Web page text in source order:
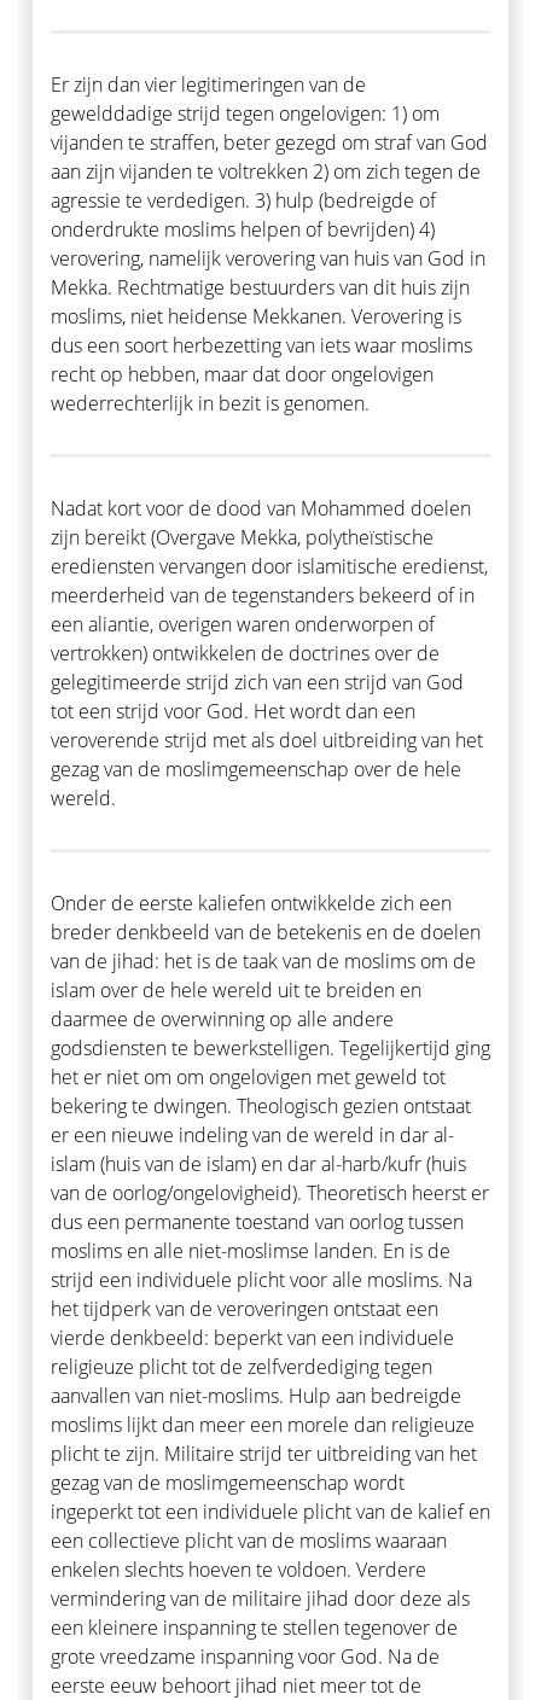
Er zijn dan vier legitimeringen van de
gewelddadige strijd tegen ongelovigen: 1) om
vijanden te straffen, beter gezegd om straf van God
aan zijn vijanden te voltrekken 2) om zich tegen de
agressie te verdedigen. 3) hulp (bedreigde of
onderdrukte moslims helpen of bevrijden) 4)
verovering, namelijk verovering van huis van God in
Mekka. Rechtmatige bestuurders van dit huis zijn
moslims, niet heidense Mekkanen. Verovering is
dus een soort herbezetting van iets waar moslims
recht op hebben, maar dat door ongelovigen
wederrechterlijk in bezit is genomen.
Nadat kort voor de dood van Mohammed doelen
zijn bereikt (Overgave Mekka, polytheïstische
erediensten vervangen door islamitische eredienst,
meerderheid van de tegenstanders bekeerd of in
een aliantie, overigen waren onderworpen of
vertrokken) ontwikkelen de doctrines over de
gelegitimeerde strijd zich van een strijd van God
tot een strijd voor God. Het wordt dan een
veroverende strijd met als doel uitbreiding van het
gezag van de moslimgemeenschap over de hele
wereld.
Onder de eerste kaliefen ontwikkelde zich een
breder denkbeeld van de betekenis en de doelen
van de jihad: het is de taak van de moslims om de
islam over de hele wereld uit te breiden en
daarmee de overwinning op alle andere
godsdiensten te bewerkstelligen. Tegelijkertijd ging
het er niet om om ongelovigen met geweld tot
bekering te dwingen. Theologisch gezien ontstaat
er een nieuwe indeling van de wereld in dar al-
islam (huis van de islam) en dar al-harb/kufr (huis
van de oorlog/ongelovigheid). Theoretisch heerst er
dus een permanente toestand van oorlog tussen
moslims en alle niet-moslimse landen. En is de
strijd een individuele plicht voor alle moslims. Na
het tijdperk van de veroveringen ontstaat een
vierde denkbeeld: beperkt van een individuele
religieuze plicht tot de zelfverdediging tegen
aanvallen van niet-moslims. Hulp aan bedreigde
moslims lijkt dan meer een morele dan religieuze
plicht te zijn. Militaire strijd ter uitbreiding van het
gezag van de moslimgemeenschap wordt
ingeperkt tot een individuele plicht van de kalief en
een collectieve plicht van de moslims waaraan
enkelen slechts hoeven te voldoen. Verdere
vermindering van de militaire jihad door deze als
een kleinere inspanning te stellen tegenover de
grote vreedzame inspanning voor God. Na de
eerste eeuw behoort jihad niet meer tot de